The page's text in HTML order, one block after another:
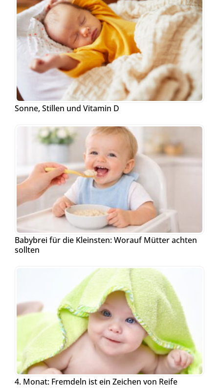
Sonne, Stillen und Vitamin D
Babybrei für die Kleinsten: Worauf Mütter achten
sollten
4. Monat: Fremdeln ist ein Zeichen von Reife